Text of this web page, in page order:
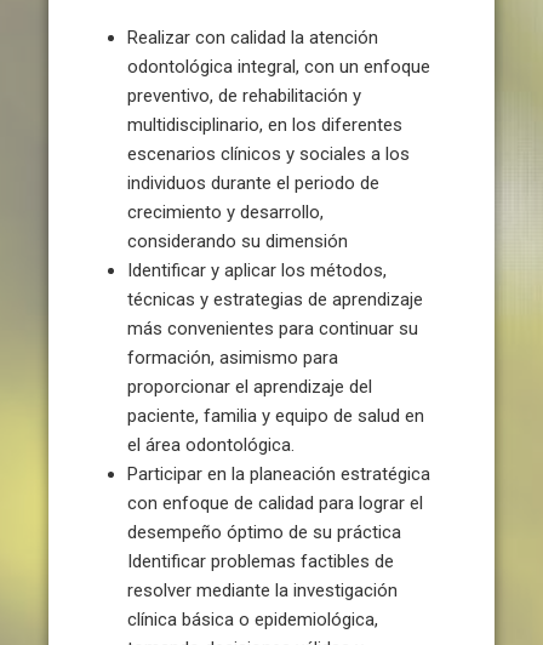
Realizar con calidad la atención
odontológica integral, con un enfoque
preventivo, de rehabilitación y
multidisciplinario, en los diferentes
escenarios clínicos y sociales a los
individuos durante el periodo de
crecimiento y desarrollo,
considerando su dimensión
Identificar y aplicar los métodos,
técnicas y estrategias de aprendizaje
más convenientes para continuar su
formación, asimismo para
proporcionar el aprendizaje del
paciente, familia y equipo de salud en
el área odontológica.
Participar en la planeación estratégica
con enfoque de calidad para lograr el
desempeño óptimo de su práctica
Identificar problemas factibles de
resolver mediante la investigación
clínica básica o epidemiológica,